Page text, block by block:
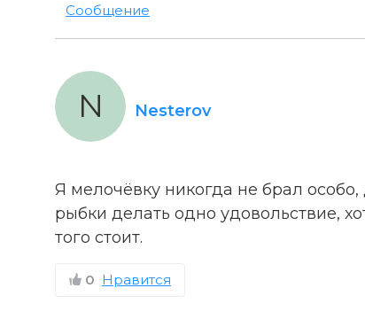
Сообщение
Nesterov
N
Я мелочёвку никогда не брал
рыбки делать одно удовольствие,
того стоит.
0 Нравится